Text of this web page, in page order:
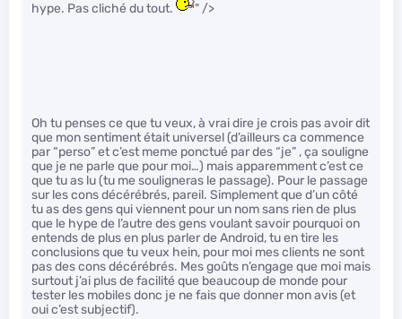
hype. Pas cliché du tout.
" />
Oh tu penses ce que tu veux, à vrai dire je crois pas avoir dit
que mon sentiment était universel (d’ailleurs ca commence
par “perso” et c’est meme ponctué par des “je” , ça souligne
que je ne parle que pour moi…) mais apparemment c’est ce
que tu as lu (tu me souligneras le passage). Pour le passage
sur les cons décérébrés, pareil. Simplement que d’un côté
tu as des gens qui viennent pour un nom sans rien de plus
que le hype de l’autre des gens voulant savoir pourquoi on
entends de plus en plus parler de Android, tu en tire les
conclusions que tu veux hein, pour moi mes clients ne sont
pas des cons décérébrés. Mes goûts n’engage que moi mais
surtout j’ai plus de facilité que beaucoup de monde pour
tester les mobiles donc je ne fais que donner mon avis (et
oui c’est subjectif).